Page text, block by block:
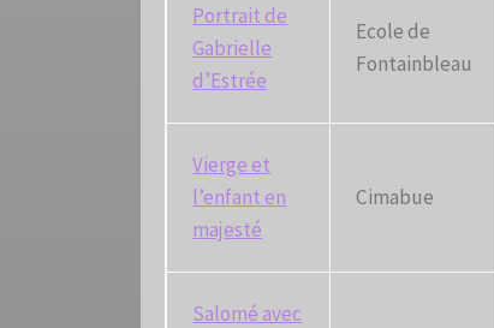
Portrait de
Gabrielle
d’Estrée
Ecole de
Fontainbleau
Vierge et
l’enfant en
majesté
Cimabue
Salomé avec